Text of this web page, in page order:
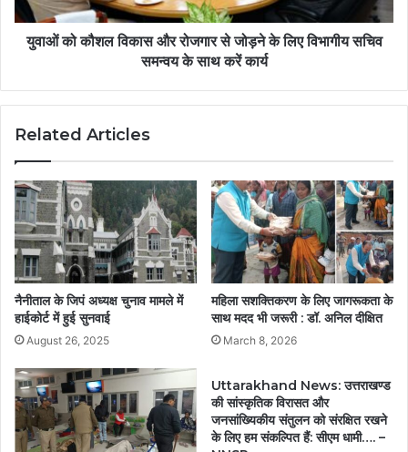
युवाओं को कौशल विकास और रोजगार से जोड़ने के लिए विभागीय सचिव
समन्वय के साथ करें कार्य
Related Articles
नैनीताल के जिपं अध्यक्ष चुनाव मामले में
हाईकोर्ट में हुई सुनवाई
August 26, 2025
महिला सशक्तिकरण के लिए जागरूकता के
साथ मदद भी जरूरी : डॉ. अनिल दीक्षित
March 8, 2026
Uttarakhand News: उत्तराखण्ड
की सांस्कृतिक विरासत और
जनसांख्यिकीय संतुलन को संरक्षित रखने
के लिए हम संकल्पित हैं: सीएम धामी…. –